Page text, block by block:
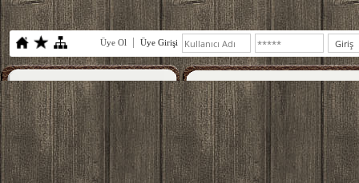
Üye Ol Üye Girişi